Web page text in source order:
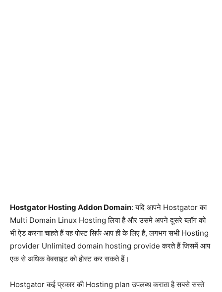
Hostgator Hosting Addon Domain: यदि आपने Hostgator का
Multi Domain Linux Hosting लिया है और उसमे अपने दूसरे ब्लॉग को
भी ऐड करना चाहते हैं यह पोस्ट सिर्फ आप ही के लिए है, लगभग सभी Hosting
provider Unlimited domain hosting provide करते हैं जिसमें आप
एक से अधिक वेबसाइट को होस्ट कर सकते हैं।
Hostgator कई प्रकार की Hosting plan उपलब्ध कराता है सबसे सस्ते